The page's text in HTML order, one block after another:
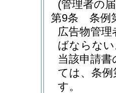
(管理者の
第9条
条例
広告物管理
ばならな
当該申請
ては、条
す。